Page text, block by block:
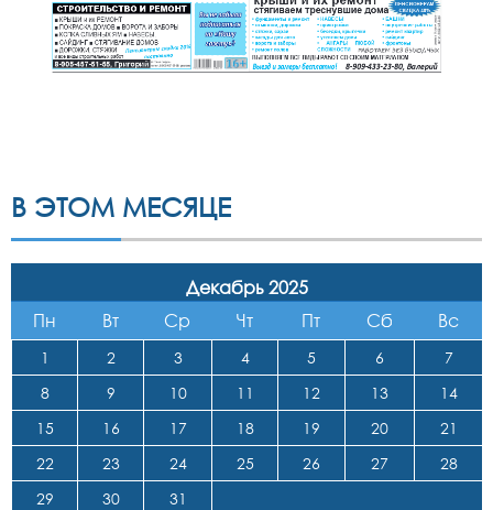
В ЭТОМ МЕСЯЦЕ
Декабрь 2025
Пн
Вт Ср Чт Пт Сб Вс
1 2 3 4 5 6
7
8
9 10 11 12 13
14
15
16 17 18 19 20
21
22
23 24 25 26 27
28
29
30 31